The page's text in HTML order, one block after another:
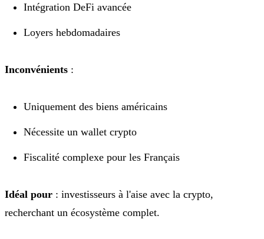
Intégration DeFi avancée
Loyers hebdomadaires
Inconvénients :
Uniquement des biens américains
Nécessite un wallet crypto
Fiscalité complexe pour les Français
Idéal pour : investisseurs à l'aise avec la crypto,
recherchant un écosystème complet.